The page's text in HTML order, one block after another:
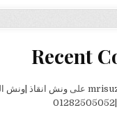
Recent
على ونش انقاذ |ونش